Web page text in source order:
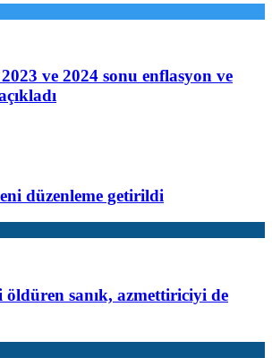
ve 2024 sonu enflasyon ve
düzenleme getirildi
öldüren sanık, azmettiriciyi de